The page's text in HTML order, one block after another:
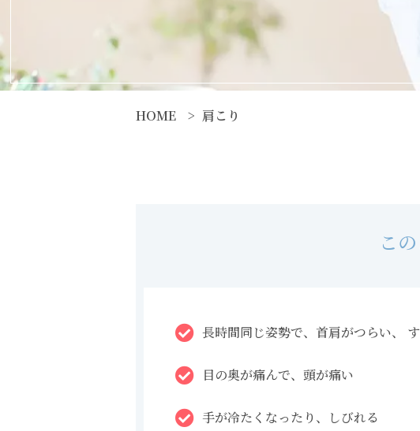
HOME 肩こり
この
長時間同じ姿勢で、首肩がつらい、
目の奥が痛んで、頭が痛い
手が冷たくなったり、しびれる